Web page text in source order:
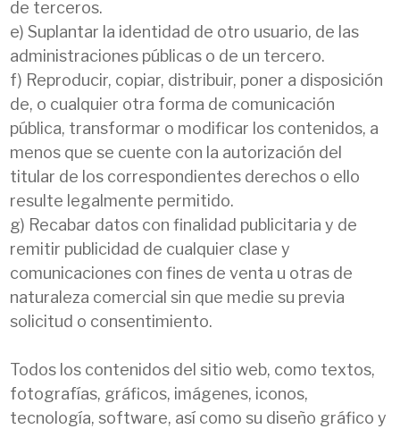
de terceros.
e) Suplantar la identidad de otro usuario, de las
administraciones públicas o de un tercero.
f) Reproducir, copiar, distribuir, poner a disposición
de, o cualquier otra forma de comunicación
pública, transformar o modificar los contenidos, a
menos que se cuente con la autorización del
titular de los correspondientes derechos o ello
resulte legalmente permitido.
g) Recabar datos con finalidad publicitaria y de
remitir publicidad de cualquier clase y
comunicaciones con fines de venta u otras de
naturaleza comercial sin que medie su previa
solicitud o consentimiento.
Todos los contenidos del sitio web, como textos,
fotografías, gráficos, imágenes, iconos,
tecnología, software, así como su diseño gráfico y